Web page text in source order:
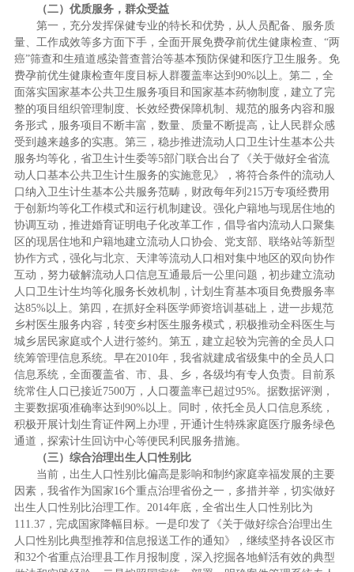
（二）优质服务，群众受益
第一，充分发挥保健专业的特长和优势，从人员配备、服务质
量、工作成效等多方面下手，全面开展免费孕前优生健康检查、“两
癌”筛查和生殖道感染普查普治等基本预防保健和医疗卫生服务。免
费孕前优生健康检查年度目标人群覆盖率达到90%以上。第二，全
面落实国家基本公共卫生服务项目和国家基本药物制度，建立了完
整的项目组织管理制度、长效经费保障机制、规范的服务内容和服
务形式，服务项目不断丰富，数量、质量不断提高，让人民群众感
受到越来越多的实惠。第三，稳步推进流动人口卫生计生基本公共
服务均等化，省卫生计生委等5部门联合出台了《关于做好全省流
动人口基本公共卫生计生服务的实施意见》，将符合条件的流动人
口纳入卫生计生基本公共服务范畴，财政每年列215万专项经费用
于创新均等化工作模式和运行机制建设。强化户籍地与现居住地的
协调互动，推进婚育证明电子化改革工作，倡导省内流动人口聚集
区的现居住地和户籍地建立流动人口协会、党支部、联络站等新型
协作方式，强化与北京、天津等流动人口相对集中地区的双向协作
互动，努力破解流动人口信息互通最后一公里问题，初步建立流动
人口卫生计生均等化服务长效机制，计划生育基本项目免费服务率
达85%以上。第四，在抓好全科医学师资培训基础上，进一步规范
乡村医生服务内容，转变乡村医生服务模式，积极推动全科医生与
城乡居民家庭或个人进行签约。第五，建立起较为完善的全员人口
统筹管理信息系统。早在2010年，我省就建成省级集中的全员人口
信息系统，全面覆盖省、市、县、乡，各级均有专人负责。目前系
统常住人口已接近7500万，人口覆盖率已超过95%。据数据评测，
主要数据项准确率达到90%以上。同时，依托全员人口信息系统，
积极开展计划生育证件网上办理，开通计生特殊家庭医疗服务绿色
通道，探索计生回访中心等便民利民服务措施。
（三）综合治理出生人口性别比
当前，出生人口性别比偏高是影响和制约家庭幸福发展的主要
因素，我省作为国家16个重点治理省份之一，多措并举，切实做好
出生人口性别比治理工作。2014年底，全省出生人口性别比为
111.37，完成国家降幅目标。一是印发了《关于做好综合治理出生
人口性别比典型推荐和信息报送工作的通知》，继续坚持各设区市
和32个省重点治理县工作月报制度，深入挖掘各地鲜活有效的典型